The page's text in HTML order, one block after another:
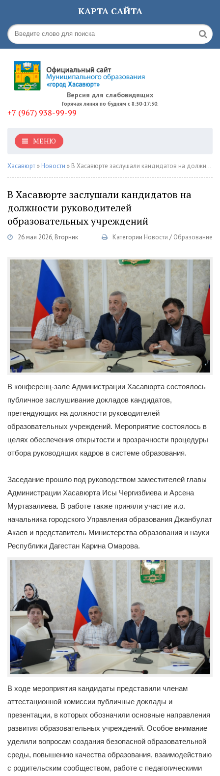
КАРТА САЙТА
Версия для слабовидящих
Горячая линия по будням с 8:30-17:30:
+7 (967) 938-99-99
МЕНЮ
Хасавюрт » Новости » В Хасавюрте заслушали кандидатов на должности руководителей образовательных учреждений
В Хасавюрте заслушали кандидатов на
должности руководителей
образовательных учреждений
26 мая 2026, Вторник Категории Новости / Образование
В конференц-зале Администрации Хасавюрта состоялось
публичное заслушивание докладов кандидатов,
претендующих на должности руководителей
образовательных учреждений. Мероприятие состоялось в
целях обеспечения открытости и прозрачности процедуры
отбора руководящих кадров в системе образования.
Заседание прошло под руководством заместителей главы
Администрации Хасавюрта Исы Чергизбиева и Арсена
Муртазалиева. В работе также приняли участие и.о.
начальника городского Управления образования Джанбулат
Акаев и представитель Министерства образования и науки
Республики Дагестан Карина Омарова.
В ходе мероприятия кандидаты представили членам
аттестационной комиссии публичные доклады и
презентации, в которых обозначили основные направления
развития образовательных учреждений. Особое внимание
уделили вопросам создания безопасной образовательной
среды, повышению качества образования, взаимодействию
с родительским сообществом, работе с педагогическими